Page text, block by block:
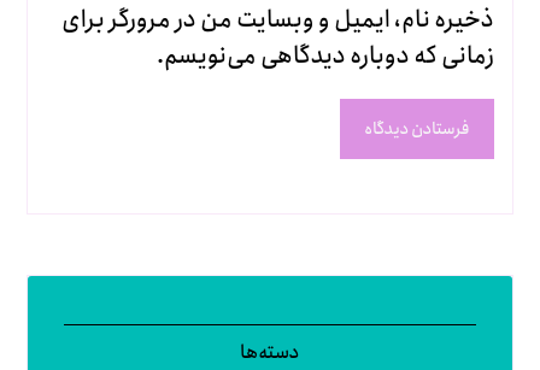
ذخیره نام، ایمیل و وبسایت من در مرورگر برای
زمانی که دوباره دیدگاهی می‌نویسم.
فرستادن دیدگاه
دسته‌ها